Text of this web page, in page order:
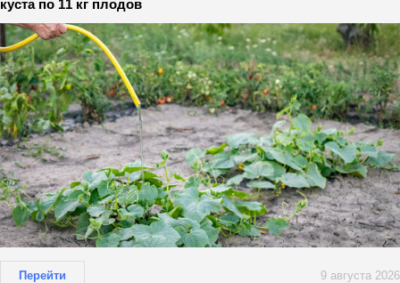
куста по 11 кг плодов
Перейти 9 августа 2026